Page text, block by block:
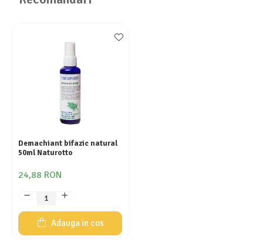
Demachiant bifazic natural
50ml Naturotto
24,88 RON
Adauga in cos